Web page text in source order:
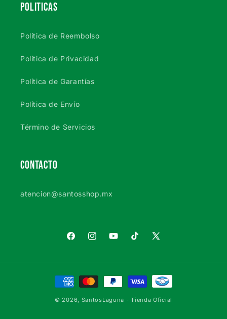
POLITICAS
Política de Reembolso
Política de Privacidad
Política de Garantías
Política de Envío
Término de Servicios
CONTACTO
atencion@santosshop.mx
FacebookInstagramYouTubeTikTokX
Formas
de
pago
© 2026, SantosLaguna - Tienda Oficial